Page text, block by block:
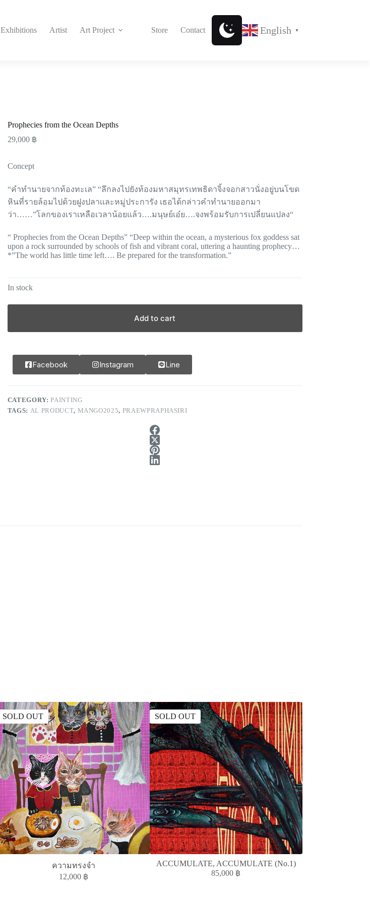
Exhibitions Artist Art Project Store Contact English ▼
Prophecies from the Ocean Depths
29,000 ฿
Concept
“คำทำนายจากท้องทะเล” “ลึกลงไปยังท้องมหาสมุทรเทพธิดาจิ้งจอกสาวนั่งอยู่บนโขด
หินที่รายล้อมไปด้วยฝูงปลาเเละหมู่ประการัง เธอได้กล่าวคำทำนายออกมา
ว่า……”โลกของเราเหลือเวลาน้อยแล้ว….มนุษย์เอ๋ย….จงพร้อมรับการเปลี่ยนแปลง“
“ Prophecies from the Ocean Depths” “Deep within the ocean, a mysterious fox goddess sat
upon a rock surrounded by schools of fish and vibrant coral, uttering a haunting prophecy…
*”The world has little time left…. Be prepared for the transformation.”
In stock
Add to cart
Facebook Instagram Line
CATEGORY:PAINTING
TAGS: AL PRODUCT, MANGO2025, PRAEWPRAPHASIRI
SOLD OUT
ความทรงจำ
12,000 ฿
SOLD OUT
ACCUMULATE, ACCUMULATE (No.1)
85,000 ฿